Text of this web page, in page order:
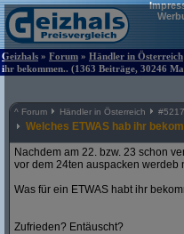
Geizhals » Forum » Händler in Österreich
ihr bekommen.. (1363 Beiträge, 30246
^ Forum Händler in Österreich #
Welches ETWAS hab ihr
Nachdem am 22. bzw. 23 schon
vor dem 24ten auspacken werdeb
Was für ein ETWAS habt ihr
Zufrieden? Entäuscht?